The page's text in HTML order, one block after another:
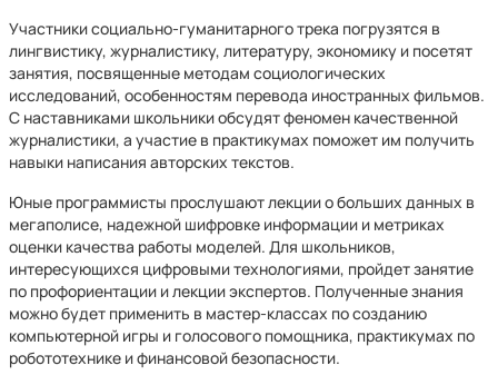
Участники социально-гуманитарного трека погрузятся в
лингвистику, журналистику, литературу, экономику и посетят
занятия, посвященные методам социологических
исследований, особенностям перевода иностранных фильмов.
С наставниками школьники обсудят феномен качественной
журналистики, а участие в практикумах поможет им получить
навыки написания авторских текстов.
Юные программисты прослушают лекции о больших данных в
мегаполисе, надежной шифровке информации и метриках
оценки качества работы моделей. Для школьников,
интересующихся цифровыми технологиями, пройдет занятие
по профориентации и лекции экспертов. Полученные знания
можно будет применить в мастер-классах по созданию
компьютерной игры и голосового помощника, практикумах по
робототехнике и финансовой безопасности.